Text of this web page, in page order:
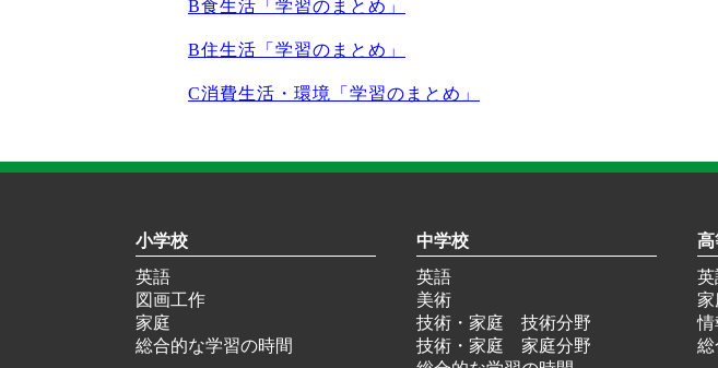
B食生活「学習のまとめ」
B住生活「学習のまとめ」
C消費生活・環境「学習のまとめ」
小学校
英語
図画工作
家庭
総合的な学習の時間
中学校
英語
美術
技術・家庭 技術分野
技術・家庭 家庭分野
高
英
家
情
総